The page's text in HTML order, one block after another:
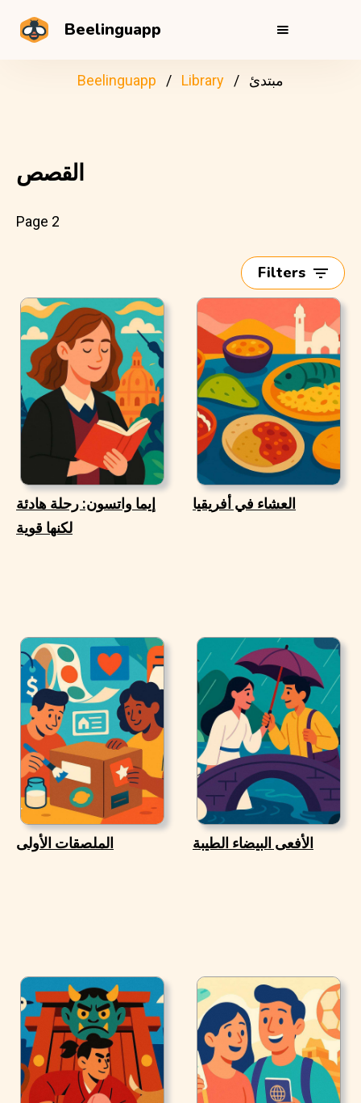
Beelinguapp
Beelinguapp Library مبتدئ
القصص
Page 2
Filters
إيما واتسون: رحلة هادئة
لكنها قوية
العشاء في أفريقيا
الملصقات الأولى الأفعى البيضاء الطيبة